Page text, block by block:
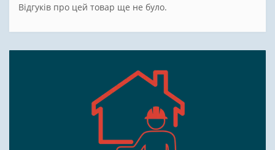
Відгуків про цей товар ще не було.